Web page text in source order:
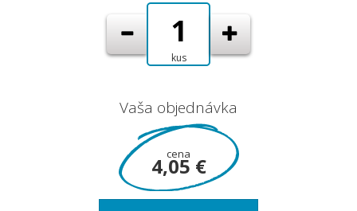
kus
Vaša objednávka
cena
4,05 €